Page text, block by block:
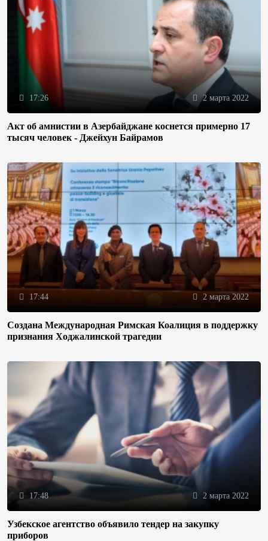
17:26 2 марта 2022
Акт об амнистии в Азербайджане коснется примерно 17
тысяч человек - Джейхун Байрамов
17:44 2 марта 2022
Создана Международная Римская Коалиция в поддержку
признания Ходжалинской трагедии
17:48 2 марта 2022
Узбекское агентство объявило тендер на закупку
приборов